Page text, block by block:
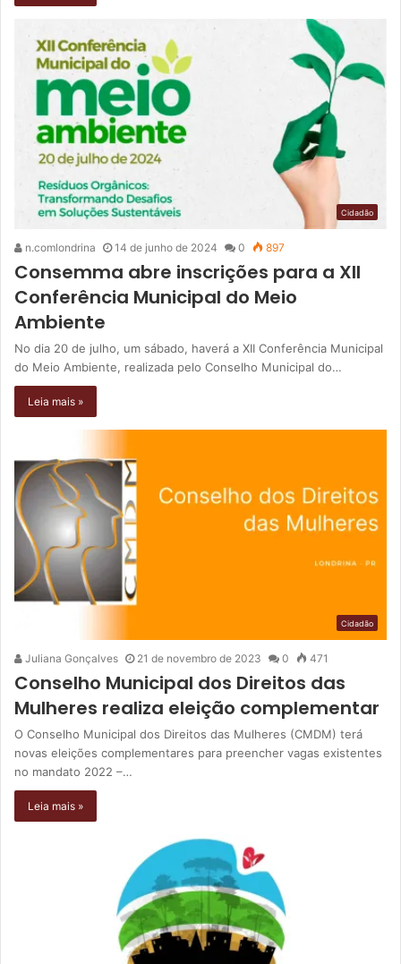
Cidadão
n.comlondrina 14 de junho de 2024 0 897
Consemma abre inscrições para a XII
Conferência Municipal do Meio
Ambiente
No dia 20 de julho, um sábado, haverá a XII Conferência Municipal
do Meio Ambiente, realizada pelo Conselho Municipal do…
Leia mais »
Cidadão
Juliana Gonçalves 21 de novembro de 2023 0 471
Conselho Municipal dos Direitos das
Mulheres realiza eleição complementar
O Conselho Municipal dos Direitos das Mulheres (CMDM) terá
novas eleições complementares para preencher vagas existentes
no mandato 2022 –…
Leia mais »